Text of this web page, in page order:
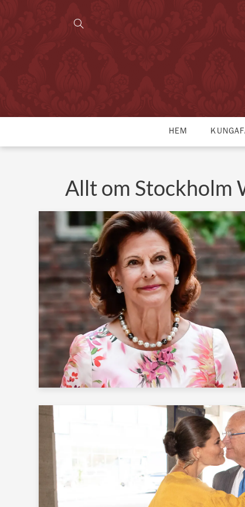
HEM
Allt om Stockholm